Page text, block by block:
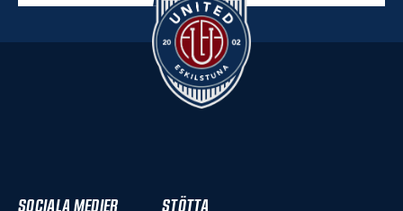
SOCIALA MEDIER STÖTTA